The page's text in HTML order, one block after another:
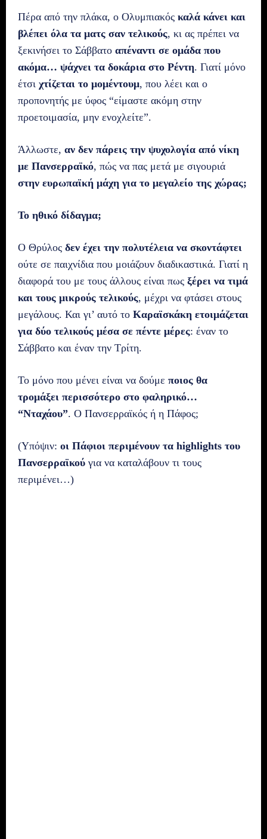
Πέρα από την πλάκα, ο Ολυμπιακός καλά κάνει και
βλέπει όλα τα ματς σαν τελικούς, κι ας πρέπει να
ξεκινήσει το Σάββατο απέναντι σε ομάδα που
ακόμα… ψάχνει τα δοκάρια στο Ρέντη. Γιατί μόνο
έτσι χτίζεται το μομέντουμ, που λέει και ο
προπονητής με ύφος “είμαστε ακόμη στην
προετοιμασία, μην ενοχλείτε”.
Άλλωστε, αν δεν πάρεις την ψυχολογία από νίκη
με Πανσερραϊκό, πώς να πας μετά με σιγουριά
στην ευρωπαϊκή μάχη για το μεγαλείο της χώρας;
Το ηθικό δίδαγμα;
Ο Θρύλος δεν έχει την πολυτέλεια να σκοντάφτει
ούτε σε παιχνίδια που μοιάζουν διαδικαστικά. Γιατί η
διαφορά του με τους άλλους είναι πως ξέρει να τιμά
και τους μικρούς τελικούς, μέχρι να φτάσει στους
μεγάλους. Και γι’ αυτό το Καραϊσκάκη ετοιμάζεται
για δύο τελικούς μέσα σε πέντε μέρες: έναν το
Σάββατο και έναν την Τρίτη.
Το μόνο που μένει είναι να δούμε ποιος θα
τρομάξει περισσότερο στο φαληρικό…
“Νταχάου”. Ο Πανσερραϊκός ή η Πάφος;
(Υπόψιν: οι Πάφιοι περιμένουν τα highlights του
Πανσερραϊκού για να καταλάβουν τι τους
περιμένει…)